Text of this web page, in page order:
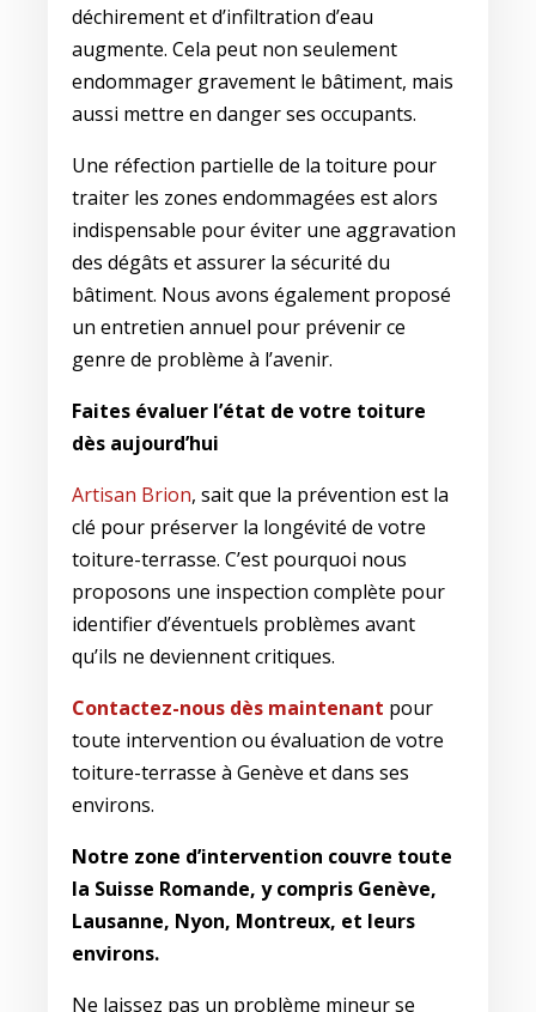
déchirement et d’infiltration d’eau
augmente. Cela peut non seulement
endommager gravement le bâtiment, mais
aussi mettre en danger ses occupants.
Une réfection partielle de la toiture pour
traiter les zones endommagées est alors
indispensable pour éviter une aggravation
des dégâts et assurer la sécurité du
bâtiment. Nous avons également proposé
un entretien annuel pour prévenir ce
genre de problème à l’avenir.
Faites évaluer l’état de votre toiture
dès aujourd’hui
Artisan Brion, sait que la prévention est la
clé pour préserver la longévité de votre
toiture-terrasse. C’est pourquoi nous
proposons une inspection complète pour
identifier d’éventuels problèmes avant
qu’ils ne deviennent critiques.
Contactez-nous dès maintenant pour
toute intervention ou évaluation de votre
toiture-terrasse à Genève et dans ses
environs.
Notre zone d’intervention couvre toute
la Suisse Romande, y compris Genève,
Lausanne, Nyon, Montreux, et leurs
environs.
Ne laissez pas un problème mineur se